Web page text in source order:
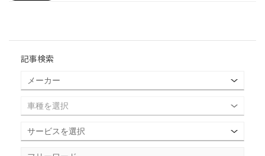
記事検索